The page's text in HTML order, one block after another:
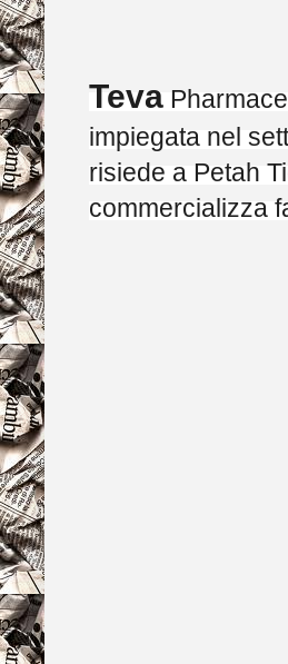
Teva
impiegata nel
risiede a Petah
commercializza